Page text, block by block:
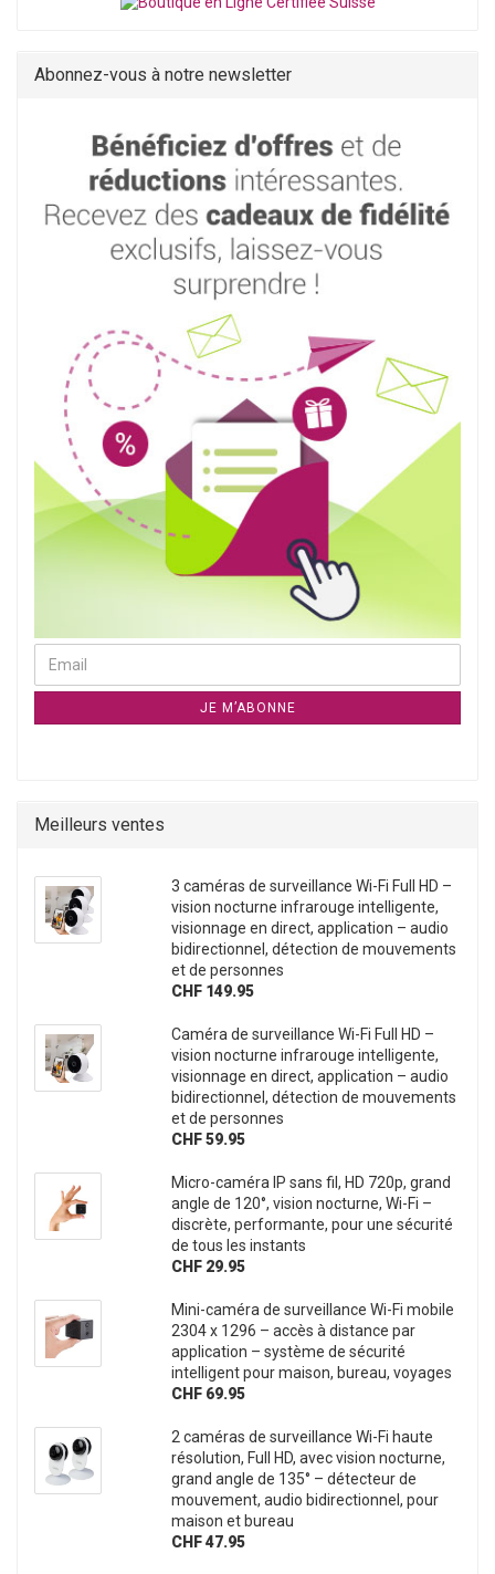
Abonnez-vous à notre newsletter
JE M’ABONNE
Meilleurs ventes
3 caméras de surveillance Wi-Fi Full HD –
vision nocturne infrarouge intelligente,
visionnage en direct, application – audio
bidirectionnel, détection de mouvements
et de personnes
CHF 149.95
Caméra de surveillance Wi-Fi Full HD –
vision nocturne infrarouge intelligente,
visionnage en direct, application – audio
bidirectionnel, détection de mouvements
et de personnes
CHF 59.95
Micro-caméra IP sans fil, HD 720p, grand
angle de 120°, vision nocturne, Wi-Fi –
discrète, performante, pour une sécurité
de tous les instants
CHF 29.95
Mini-caméra de surveillance Wi-Fi mobile
2304 x 1296 – accès à distance par
application – système de sécurité
intelligent pour maison, bureau, voyages
CHF 69.95
2 caméras de surveillance Wi-Fi haute
résolution, Full HD, avec vision nocturne,
grand angle de 135° – détecteur de
mouvement, audio bidirectionnel, pour
maison et bureau
CHF 47.95